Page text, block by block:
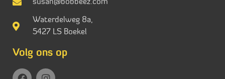
susan@bobbeez.com
Waterdelweg 8a,
5427 LS Boekel
Volg ons op